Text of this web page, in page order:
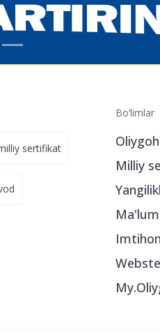
sertifikat
Bo‘limlar
Milliy